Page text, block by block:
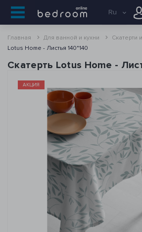
Ru
Главная Для ванной и кухни Скатерти
Lotus Home - Листья 140*140
Скатерть Lotus Home -
АКЦИЯ